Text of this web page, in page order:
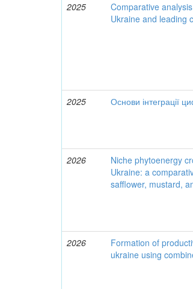
2025
Comparative
Ukraine and leading
2025
Основи інтеграції
2026
Niche phytoenergy
Ukraine: a
safflower, mustard,
2026
Formation of
ukraine using